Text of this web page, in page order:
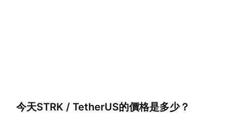
今天STRK / TetherUS的價格是多少？